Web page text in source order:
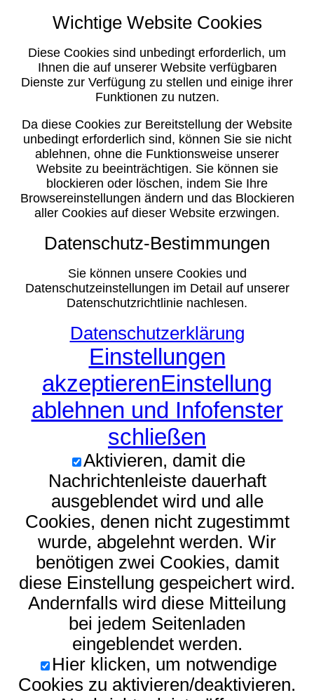
Wichtige Website Cookies
Diese Cookies sind unbedingt erforderlich, um
Ihnen die auf unserer Website verfügbaren
Dienste zur Verfügung zu stellen und einige ihrer
Funktionen zu nutzen.
Da diese Cookies zur Bereitstellung der Website
unbedingt erforderlich sind, können Sie sie nicht
ablehnen, ohne die Funktionsweise unserer
Website zu beeinträchtigen. Sie können sie
blockieren oder löschen, indem Sie Ihre
Browsereinstellungen ändern und das Blockieren
aller Cookies auf dieser Website erzwingen.
Datenschutz-Bestimmungen
Sie können unsere Cookies und
Datenschutzeinstellungen im Detail auf unserer
Datenschutzrichtlinie nachlesen.
Datenschutzerklärung
Einstellungen
akzeptierenEinstellung
ablehnen und Infofenster
schließen
Aktivieren, damit die
Nachrichtenleiste dauerhaft
ausgeblendet wird und alle
Cookies, denen nicht zugestimmt
wurde, abgelehnt werden. Wir
benötigen zwei Cookies, damit
diese Einstellung gespeichert wird.
Andernfalls wird diese Mitteilung
bei jedem Seitenladen
eingeblendet werden.
Hier klicken, um notwendige
Cookies zu aktivieren/deaktivieren.